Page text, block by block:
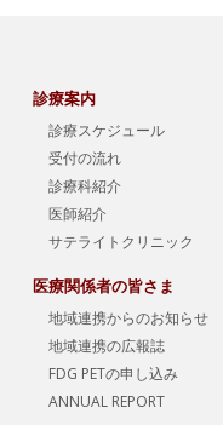
診療案内
診療スケジュール
受付の流れ
診療科紹介
医師紹介
サテライトクリニック
医療関係者の皆さま
地域連携からのお知らせ
地域連携の広報誌
FDG PETの申し込み
ANNUAL REPORT